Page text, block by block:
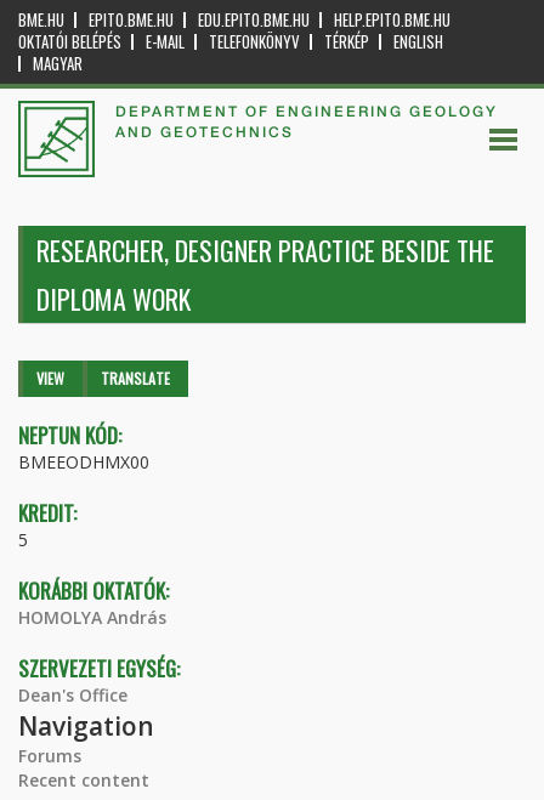
BME.HU EPITO.BME.HU EDU.EPITO.BME.HU
HELP.EPITO.BME.HU
OKTATÓI BELÉPÉS
E-MAIL TELEFONKÖNYV TÉRKÉP
ENGLISH
MAGYAR
DEPARTMENT OF ENGINEERING GEOLOGY
AND GEOTECHNICS
RESEARCHER, DESIGNER PRACTICE BESIDE THE
DIPLOMA WORK
Primary tabs
VIEW (ACTIVETRANSLATE
NEPTUN KÓD:
BMEEODHMX00
KREDIT:
5
KORÁBBI OKTATÓK:
HOMOLYA András
SZERVEZETI EGYSÉG:
Dean's Office
Navigation
Forums
Recent content